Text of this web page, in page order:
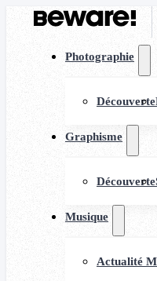
Photographie
Découverte
Graphisme
Découverte
Musique
Actualité